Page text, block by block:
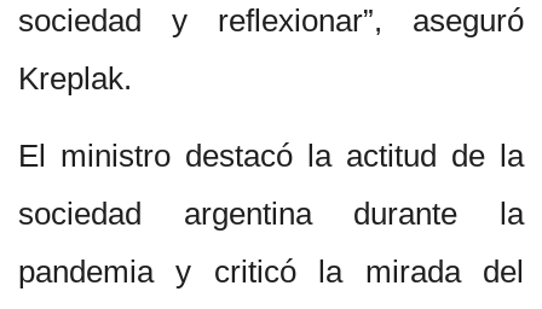
sociedad y reflexionar”, aseguró
Kreplak.
El ministro destacó la actitud de la
sociedad argentina durante la
pandemia y criticó la mirada del